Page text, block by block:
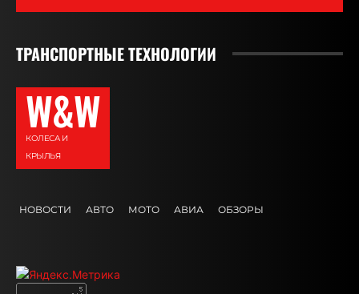
ТРАНСПОРТНЫЕ ТЕХНОЛОГИИ
W&W
КОЛЕСА И
КРЫЛЬЯ
НОВОСТИ АВТО МОТО АВИА ОБЗОРЫ